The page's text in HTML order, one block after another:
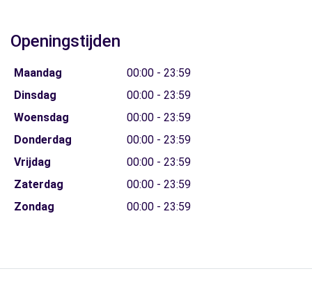
Openingstijden
Maandag
00:00 - 23:59
Dinsdag
00:00 - 23:59
Woensdag
00:00 - 23:59
Donderdag
00:00 - 23:59
Vrijdag
00:00 - 23:59
Zaterdag
00:00 - 23:59
Zondag
00:00 - 23:59